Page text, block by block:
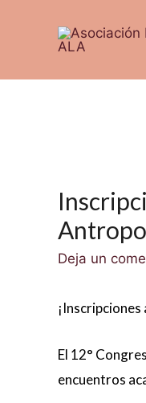
Deja un
El 12°
encuentros